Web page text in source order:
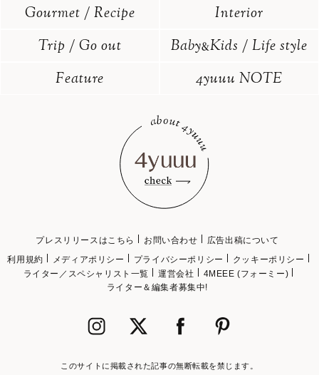
Gourmet / Recipe
Interior
Trip / Go out
Baby&Kids / Life style
Feature
4yuuu NOTE
プレスリリースはこちら お問い合わせ
広告出稿について
利用規約
メディアポリシー プライバシーポリシー
クッキーポリシー
ライター／スペシャリスト一覧
運営会社
4MEEE (フォーミー)
ライター＆編集者募集中!
このサイトに掲載された記事の無断転載を禁じます。